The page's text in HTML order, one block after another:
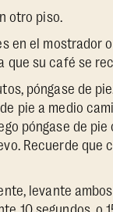
otro piso.
en el mostrador
que su café se
póngase de
pie a medio
póngase de
Recuerde que
levante